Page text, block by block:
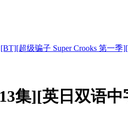
[BT][超级骗子 Super Crooks 第一季
集][英日双语中